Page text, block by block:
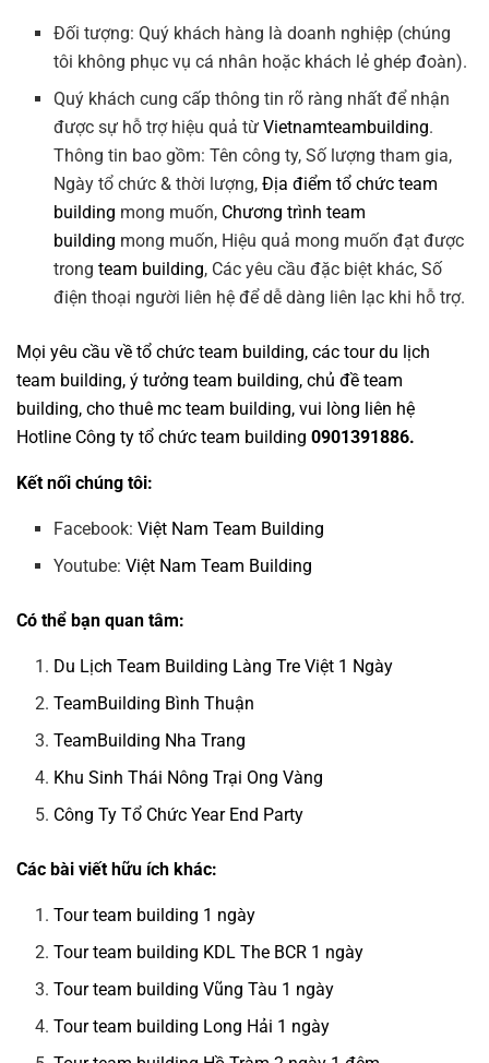
Đối tượng: Quý khách hàng là doanh nghiệp (chúng
tôi không phục vụ cá nhân hoặc khách lẻ ghép đoàn).
Quý khách cung cấp thông tin rõ ràng nhất để nhận
được sự hỗ trợ hiệu quả từVietnamteambuilding.
Thông tin bao gồm: Tên công ty, Số lượng tham gia,
Ngày tổ chức & thời lượng,Địa điểm tổ chức team
building mong muốn, Chương trình team
building mong muốn, Hiệu quả mong muốn đạt được
trongteam building, Các yêu cầu đặc biệt khác, Số
điện thoại người liên hệ để dễ dàng liên lạc khi hỗ trợ.
Mọi yêu cầu về tổ chức team building, các tourdu lịch
team building, ý tưởng team building, chủ đề team
building, cho thuê mc team building, vui lòng liên hệ
Hotline Công ty tổ chức team building 0901391886.
Kết nối chúng tôi:
Facebook:Việt Nam Team Building
Youtube:Việt Nam Team Building
Có thể bạn quan tâm:
Du Lịch Team Building Làng Tre Việt 1 Ngày
TeamBuilding Bình Thuận
TeamBuilding Nha Trang
Khu Sinh Thái Nông Trại Ong Vàng
Công Ty Tổ Chức Year End Party
Các bài viết hữu ích khác:
Tour team building 1 ngày
Tour team building KDL The BCR 1 ngày
Tour team building Vũng Tàu 1 ngày
Tour team building Long Hải 1 ngày